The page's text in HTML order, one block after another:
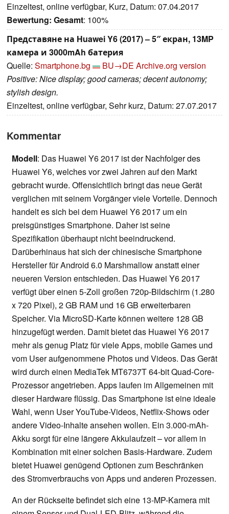
Einzeltest, online verfügbar, Kurz, Datum: 07.04.2017
Bewertung: Gesamt: 100%
Представяне на Huawei Y6 (2017) – 5″ екран, 13MP
камера и 3000mAh батерия
Quelle: Smartphone.bg BU→DE Archive.org version
Positive: Nice display; good cameras; decent autonomy;
stylish design.
Einzeltest, online verfügbar, Sehr kurz, Datum: 27.07.2017
Kommentar
Modell: Das Huawei Y6 2017 ist der Nachfolger des
Huawei Y6, welches vor zwei Jahren auf den Markt
gebracht wurde. Offensichtlich bringt das neue Gerät
verglichen mit seinem Vorgänger viele Vorteile. Dennoch
handelt es sich bei dem Huawei Y6 2017 um ein
preisgünstiges Smartphone. Daher ist seine
Spezifikation überhaupt nicht beeindruckend.
Darüberhinaus hat sich der chinesische Smartphone
Hersteller für Android 6.0 Marshmallow anstatt einer
neueren Version entschieden. Das Huawei Y6 2017
verfügt über einen 5-Zoll großen 720p-Bildschirm (1.280
x 720 Pixel), 2 GB RAM und 16 GB erweiterbaren
Speicher. Via MicroSD-Karte können weitere 128 GB
hinzugefügt werden. Damit bietet das Huawei Y6 2017
mehr als genug Platz für viele Apps, mobile Games und
vom User aufgenommene Photos und Videos. Das Gerät
wird durch einen MediaTek MT6737T 64-bit Quad-Core-
Prozessor angetrieben. Apps laufen im Allgemeinen mit
dieser Hardware flüssig. Das Smartphone ist eine ideale
Wahl, wenn User YouTube-Videos, Netflix-Shows oder
andere Video-Inhalte ansehen wollen. Ein 3.000-mAh-
Akku sorgt für eine längere Akkulaufzeit – vor allem in
Kombination mit einer solchen Basis-Hardware. Zudem
bietet Huawei genügend Optionen zum Beschränken
des Stromverbrauchs von Apps und anderen Prozessen.
An der Rückseite befindet sich eine 13-MP-Kamera mit